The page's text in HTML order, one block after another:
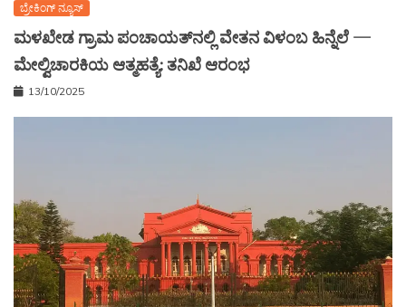
ಬ್ರೇಕಿಂಗ್ ನ್ಯೂಸ್
ಮಳಖೇಡ ಗ್ರಾಮ ಪಂಚಾಯತ್‌ನಲ್ಲಿ ವೇತನ ವಿಳಂಬ ಹಿನ್ನೆಲೆ —
ಮೇಲ್ವಿಚಾರಕಿಯ ಆತ್ಮಹತ್ಯೆ: ತನಿಖೆ ಆರಂಭ
13/10/2025